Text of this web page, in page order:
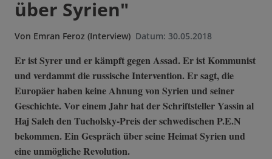
über Syrien"
Von Emran Feroz (Interview) Datum: 30.05.2018
Er ist Syrer und er kämpft gegen Assad. Er ist Kommunist
und verdammt die russische Intervention. Er sagt, die
Europäer haben keine Ahnung von Syrien und seiner
Geschichte. Vor einem Jahr hat der Schriftsteller Yassin al
Haj Saleh den Tucholsky-Preis der schwedischen P.E.N
bekommen. Ein Gespräch über seine Heimat Syrien und
eine unmögliche Revolution.